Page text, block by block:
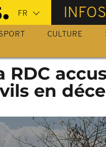
INFOS
CULTURE
RDC
en